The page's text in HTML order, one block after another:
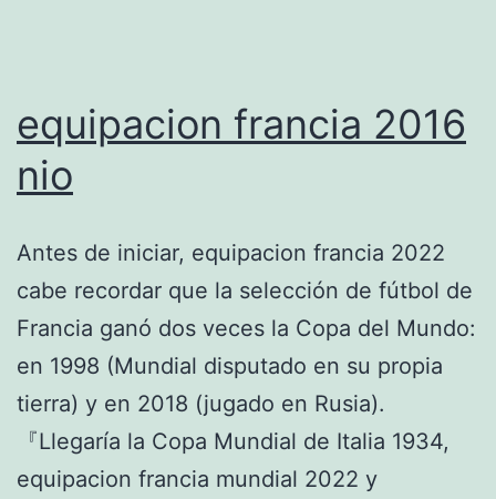
equipacion francia 2016
nio
Antes de iniciar, equipacion francia 2022
cabe recordar que la selección de fútbol de
Francia ganó dos veces la Copa del Mundo:
en 1998 (Mundial disputado en su propia
tierra) y en 2018 (jugado en Rusia).
『Llegaría la Copa Mundial de Italia 1934,
equipacion francia mundial 2022 y